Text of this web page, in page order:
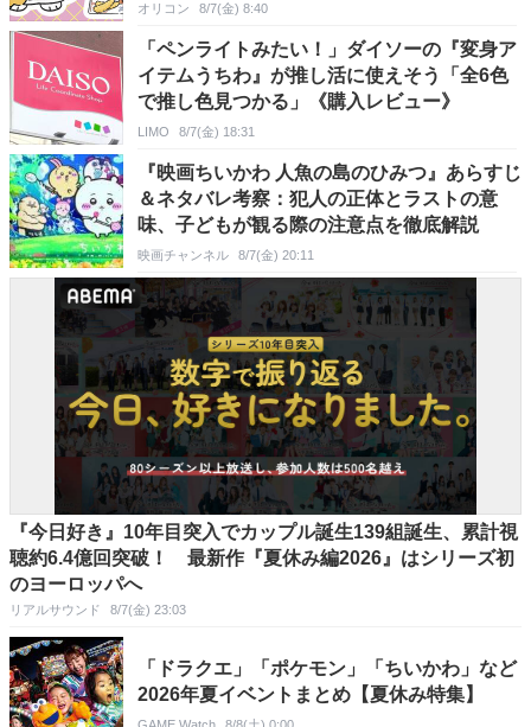
オリコン 8/7(金) 8:40
「ペンライトみたい！」ダイソーの『変身ア
イテムうちわ』が推し活に使えそう「全6色
で推し色見つかる」《購入レビュー》
LIMO 8/7(金) 18:31
『映画ちいかわ 人魚の島のひみつ』あらすじ
＆ネタバレ考察：犯人の正体とラストの意
味、子どもが観る際の注意点を徹底解説
映画チャンネル 8/7(金) 20:11
『今日好き』10年目突入でカップル誕生139組誕生、累計視
聴約6.4億回突破！ 最新作『夏休み編2026』はシリーズ初
のヨーロッパへ
リアルサウンド 8/7(金) 23:03
「ドラクエ」「ポケモン」「ちいかわ」など
2026年夏イベントまとめ【夏休み特集】